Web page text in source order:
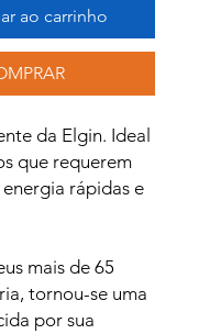
ao carrinho
da Elgin. Ideal
que requerem
rápidas e
mais de 65
tornou-se uma
por sua